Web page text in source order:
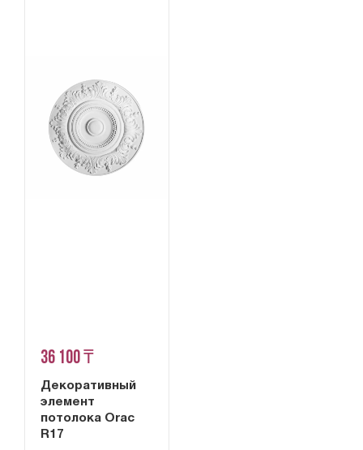
36 100 ₸
Декоративный
элемент
потолока Orac
R17